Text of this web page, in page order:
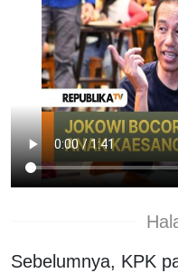
Sebelumnya, KPK